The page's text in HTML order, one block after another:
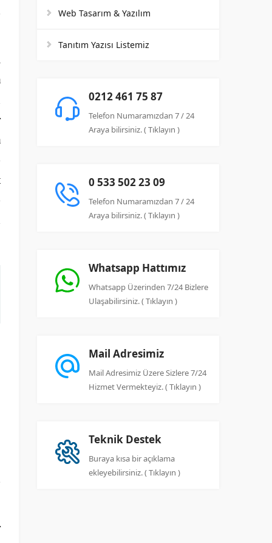
Web Tasarım & Yazılım
Tanıtım Yazısı Listemiz
0212 461 75 87
Telefon Numaramızdan 7 / 24
Araya bilirsiniz. ( Tıklayın )
0 533 502 23 09
Telefon Numaramızdan 7 / 24
Araya bilirsiniz. ( Tıklayın )
Whatsapp Hattımız
Whatsapp Üzerinden 7/24 Bizlere
Ulaşabilirsiniz. ( Tıklayın )
Mail Adresimiz
Mail Adresimiz Üzere Sizlere 7/24
Hizmet Vermekteyiz. ( Tıklayın )
Teknik Destek
Buraya kısa bir açıklama
ekleyebilirsiniz. ( Tıklayın )